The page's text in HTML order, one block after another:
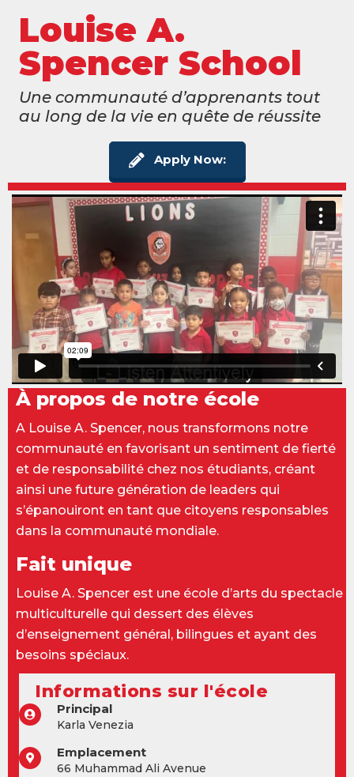
Louise A.
Spencer School
Une communauté d’apprenants tout
au long de la vie en quête de réussite
Apply Now:
À propos de notre école
A Louise A. Spencer, nous transformons notre
communauté en favorisant un sentiment de fierté
et de responsabilité chez nos étudiants, créant
ainsi une future génération de leaders qui
s’épanouiront en tant que citoyens responsables
dans la communauté mondiale.
Fait unique
Louise A. Spencer est une école d’arts du spectacle
multiculturelle qui dessert des élèves
d’enseignement général, bilingues et ayant des
besoins spéciaux.
Informations sur l'école
Principal
Karla Venezia
Emplacement
66 Muhammad Ali Avenue